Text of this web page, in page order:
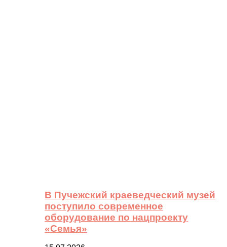
В Пучежский краеведческий музей
поступило современное
оборудование по нацпроекту
«Семья»